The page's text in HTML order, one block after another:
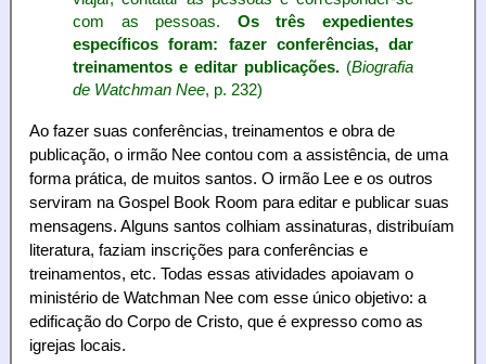
com as pessoas. Os três expedientes
específicos foram: fazer conferências, dar
treinamentos e editar publicações. (Biografia
de Watchman Nee, p. 232)
Ao fazer suas conferências, treinamentos e obra de
publicação, o irmão Nee contou com a assistência, de uma
forma prática, de muitos santos. O irmão Lee e os outros
serviram na Gospel Book Room para editar e publicar suas
mensagens. Alguns santos colhiam assinaturas, distribuíam
literatura, faziam inscrições para conferências e
treinamentos, etc. Todas essas atividades apoiavam o
ministério de Watchman Nee com esse único objetivo: a
edificação do Corpo de Cristo, que é expresso como as
igrejas locais.